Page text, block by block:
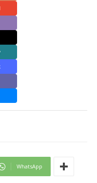
WhatsApp